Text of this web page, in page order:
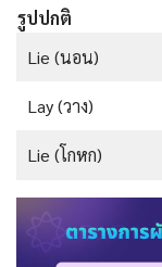
รูปปกติ
Lie (นอน)
Lay (วาง)
Lie (โกหก)